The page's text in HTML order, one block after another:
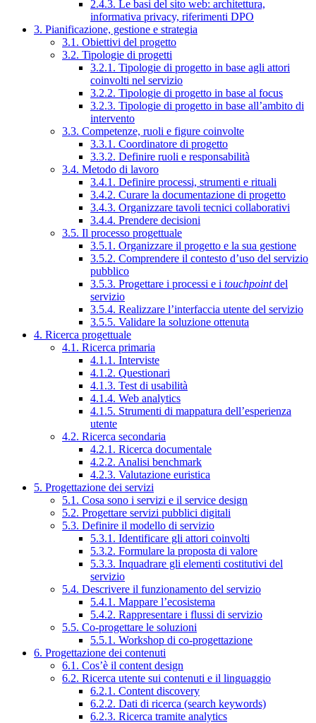
2.4.3. Le basi del sito web: architettura,
informativa privacy, riferimenti DPO
3. Pianificazione, gestione e strategia
3.1. Obiettivi del progetto
3.2. Tipologie di progetti
3.2.1. Tipologie di progetto in base agli attori
coinvolti nel servizio
3.2.2. Tipologie di progetto in base al focus
3.2.3. Tipologie di progetto in base all’ambito di
intervento
3.3. Competenze, ruoli e figure coinvolte
3.3.1. Coordinatore di progetto
3.3.2. Definire ruoli e responsabilità
3.4. Metodo di lavoro
3.4.1. Definire processi, strumenti e rituali
3.4.2. Curare la documentazione di progetto
3.4.3. Organizzare tavoli tecnici collaborativi
3.4.4. Prendere decisioni
3.5. Il processo progettuale
3.5.1. Organizzare il progetto e la sua gestione
3.5.2. Comprendere il contesto d’uso del servizio
pubblico
3.5.3. Progettare i processi e i touchpointdel
servizio
3.5.4. Realizzare l’interfaccia utente del servizio
3.5.5. Validare la soluzione ottenuta
4. Ricerca progettuale
4.1. Ricerca primaria
4.1.1. Interviste
4.1.2. Questionari
4.1.3. Test di usabilità
4.1.4. Web analytics
4.1.5. Strumenti di mappatura dell’esperienza
utente
4.2. Ricerca secondaria
4.2.1. Ricerca documentale
4.2.2. Analisi benchmark
4.2.3. Valutazione euristica
5. Progettazione dei servizi
5.1. Cosa sono i servizi e il service design
5.2. Progettare servizi pubblici digitali
5.3. Definire il modello di servizio
5.3.1. Identificare gli attori coinvolti
5.3.2. Formulare la proposta di valore
5.3.3. Inquadrare gli elementi costitutivi del
servizio
5.4. Descrivere il funzionamento del servizio
5.4.1. Mappare l’ecosistema
5.4.2. Rappresentare i flussi di servizio
5.5. Co-progettare le soluzioni
5.5.1. Workshop di co-progettazione
6. Progettazione dei contenuti
6.1. Cos’è il content design
6.2. Ricerca utente sui contenuti e il linguaggio
6.2.1. Content discovery
6.2.2. Dati di ricerca (search keywords)
6.2.3. Ricerca tramite analytics